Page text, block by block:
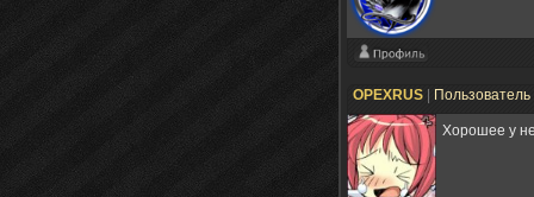
OPEXRUS Пользователь
Хорошее у